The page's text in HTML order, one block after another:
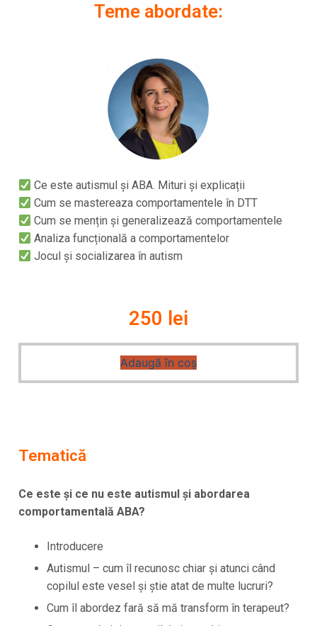
Teme abordate:
Ce este autismul și ABA. Mituri și explicații
Cum se mastereaza comportamentele în DTT
Cum se mențin și generalizează comportamentele
Analiza funcțională a comportamentelor
Jocul și socializarea în autism
250 lei
Adaugă în coș
Tematică
Ce este și ce nu este autismul și abordarea
comportamentală ABA?
Introducere
Autismul – cum îl recunosc chiar și atunci când
copilul este vesel și știe atat de multe lucruri?
Cum îl abordez fară să mă transform în terapeut?